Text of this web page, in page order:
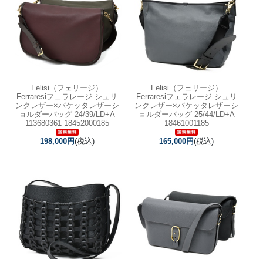
Felisi（フェリージ）
Ferraresiフェラレージ シュリ
ンクレザー×バケッタレザーシ
ョルダーバッグ 24/39/LD+A
113680361 18452000185
198,000円(税込)
Felisi（フェリージ）
Ferraresiフェラレージ シュリ
ンクレザー×バケッタレザーシ
ョルダーバッグ 25/44/LD+A
18461001185
165,000円(税込)